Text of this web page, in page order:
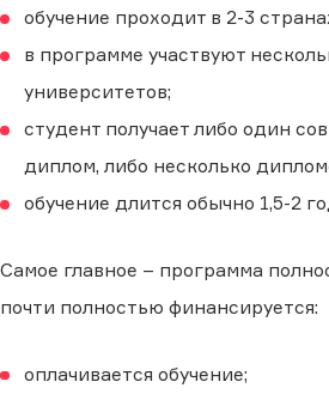
обучение проходит в 2-3
в программе участвуют
университетов;
студент получает либо один
диплом, либо несколько
обучение длится обычно 1,5-2
Самое главное – программа
почти полностью финансируется:
оплачивается обучение;